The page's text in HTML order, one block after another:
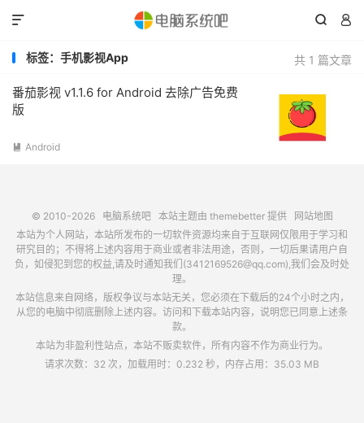
 

共 1 篇文章
标签：手机影视App
番茄影视 v1.1.6 for Android 去除广告免费
版
 Android
© 2010-2026 电脑系统吧本站主题由 themebetter提供
网站地图
本站为个人网站，本站所发布的一切软件资源均来自于互联网仅限用于学习和
研究目的；不得将上述内容用于商业或者非法用途，否则，一切后果请用户自
负，如侵犯到您的权益,请及时通知我们(3412169526@qq.com),我们会及时处
理。
本站信息来自网络，版权争议与本站无关，您必须在下载后的24个小时之内，
从您的电脑中彻底删除上述内容。访问和下载本站内容，说明您已同意上述条
款。
本站为非盈利性站点，本站不贩卖软件，所有内容不作为商业行为。
请求次数：32 次，加载用时：0.232 秒，内存占用：35.03 MB